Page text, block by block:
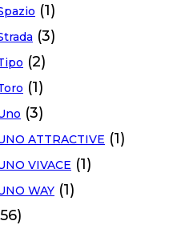
(1)
(3)
(2)
(1)
(3)
ATTRACTIVE (1)
VIVACE (1)
WAY (1)